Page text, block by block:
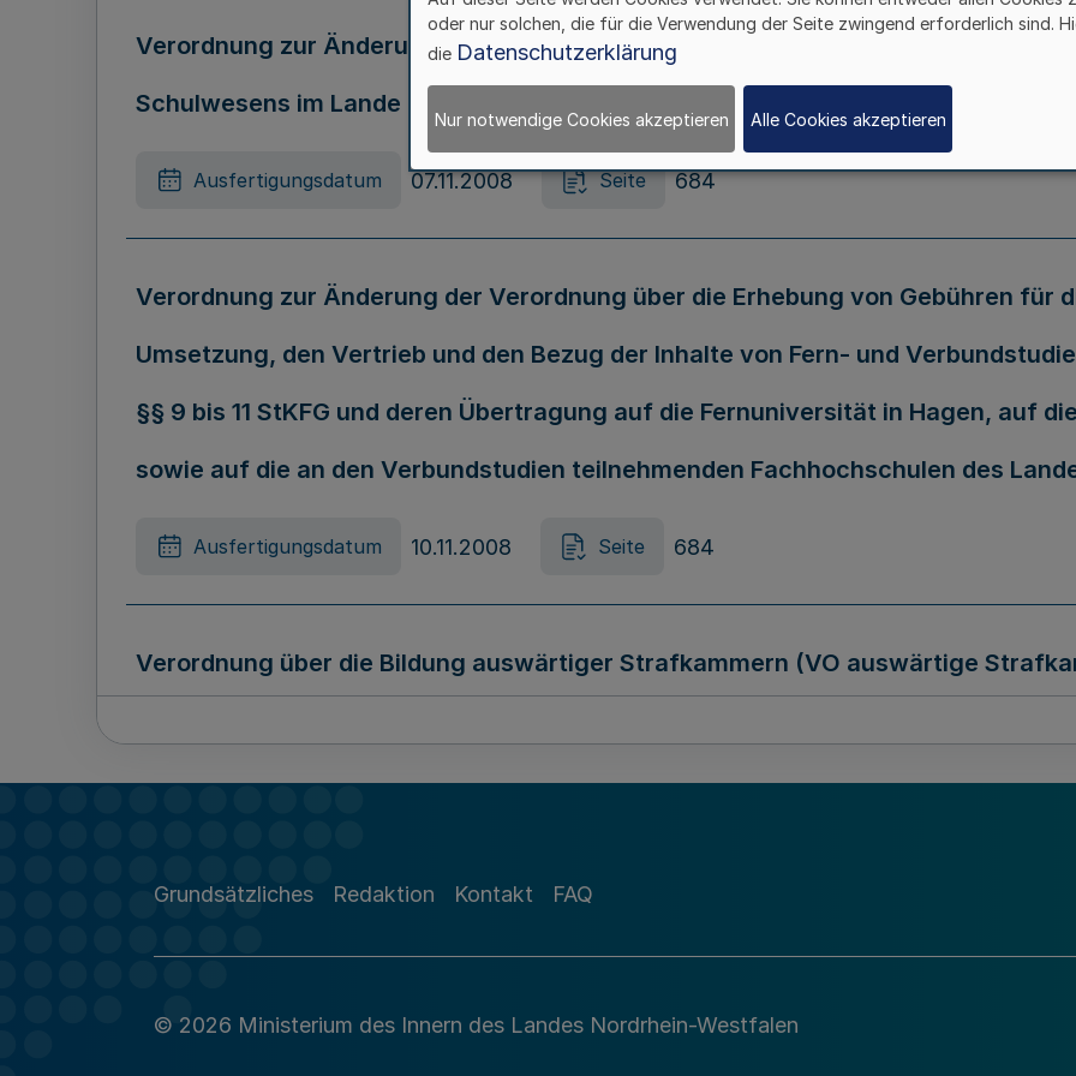
Verordnung zur Änderung der Vierten Verordnung zur Ausführung des Ersten
Schulwesens im Lande Nordrhein-Westfalen
Ausfertigungsdatum 07.11.2008 Seite 684
Verordnung zur Änderung der Verordnung über die Erhebung von Gebühren für
Umsetzung, den Vertrieb und den Bezug der Inhalte von Fern- und
§§ 9 bis 11 StKFG und deren Übertragung auf die Fernuniversität in Hagen, auf
sowie auf die an den Verbundstudien teilnehmenden Fachhochschulen des
Ausfertigungsdatum 10.11.2008 Seite 684
Verordnung über die Bildung auswärtiger Strafkammern (VO auswärtige
Ausfertigungsdatum 28.10.2008 Seite 685
Grundsätzliches Redaktion Kontakt FAQ
© 2026 Ministerium des Innern des Landes Nordrhein-Westfalen
oder nur solchen, die für die Verwendung der Seite zwingend erforderlich sind.
die Datenschutzerklärung
Nur notwendige Cookies akzeptieren Alle Cookies akzeptieren